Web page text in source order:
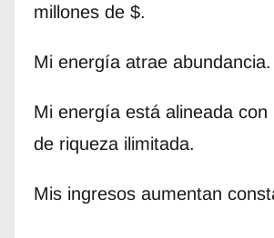
millones de $.
Mi energía atrae abundancia.
Mi energía está alineada con
de riqueza ilimitada.
Mis ingresos aumentan